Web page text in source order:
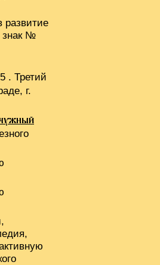
знак №
. Третий
г.